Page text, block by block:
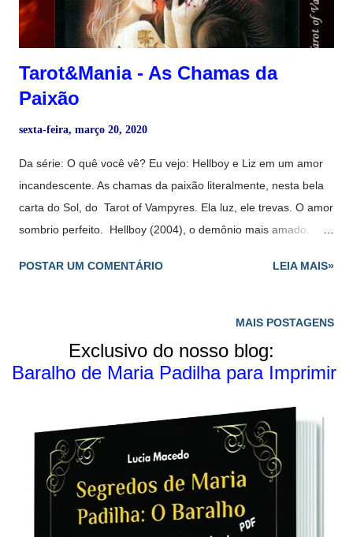
Tarot&Mania - As Chamas da
Paixão
sexta-feira, março 20, 2020
Da série: O quê você vê? Eu vejo: Hellboy e Liz em um amor
incandescente. As chamas da paixão literalmente, nesta bela
carta do Sol, do Tarot of Vampyres. Ela luz, ele trevas. O amor
sombrio perfeito. Hellboy (2004), o demônio mais amado.
descrição da hora, 'escuta só' 😉📜 Sinopse Abrace a noite
sente os ritmos apaixonados de seu coração batendo
e sedução, mas sua mensagem eterna é de fome espiritual -
para provar o Divino. Caracterizando arte evocativa do estilo
gótico de Ian Daniels, este tarô assombrosamente romântico é
uma ferramenta para o despertar espiritual. Com ele, você
pode mergulhar nas profundezas de suas sombras internas e
emergir na luz radiante da verdade. Inspirado pela estrutura
de Rider-Waite, o tarô mostra o Tolo, ...
POSTAR UM COMENTÁRIO LEIA MAIS»
MAIS POSTAGENS
Exclusivo do nosso blog:
Baralho de Maria Padilha para Imprimir